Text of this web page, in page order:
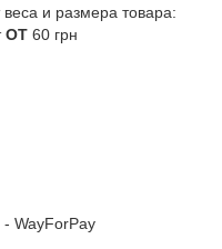
и размера товара:
ОТ 60 грн
WayForPay